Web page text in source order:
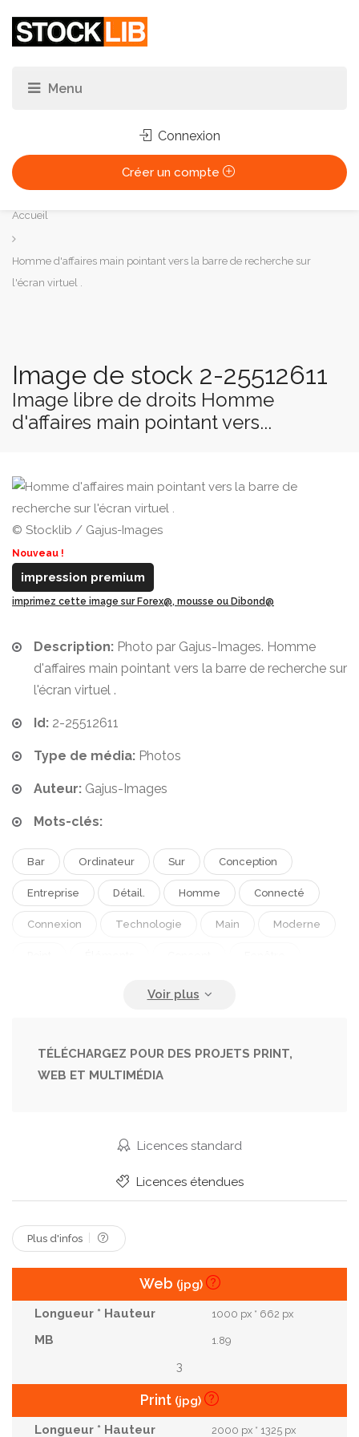
Connexion
Créer un compte
Vous
êtes
ici :
Accueil
Homme d'affaires main pointant vers la barre de recherche sur
l'écran virtuel .
Image de stock 2-25512611
Image libre de droits Homme
d'affaires main pointant vers...
© Stocklib / Gajus-Images
Nouveau !
impression premium
imprimez cette image sur Forex@, mousse ou Dibond@
Description: Photo par Gajus-Images. Homme
d'affaires main pointant vers la barre de recherche sur
l'écran virtuel .
Id: 2-25512611
Type de média: Photos
Auteur: Gajus-Images
Mots-clés:
Bar Ordinateur Sur Conception
Entreprise Détail. Homme Connecté
Connexion Technologie Main Moderne
Connecter
Numérique Communiquer Communications
Mondial Www
Monde Page Large
Ligne Adresse
Lien Virtuel
TÉLÉCHARGEZ POUR DES PROJETS PRINT,
WEB ET MULTIMÉDIA
Licences standard
Licences étendues
Plus d'infos
Web (jpg)
1000 px * 662 px
1.89
3
Print (jpg)
2000 px * 1325 px